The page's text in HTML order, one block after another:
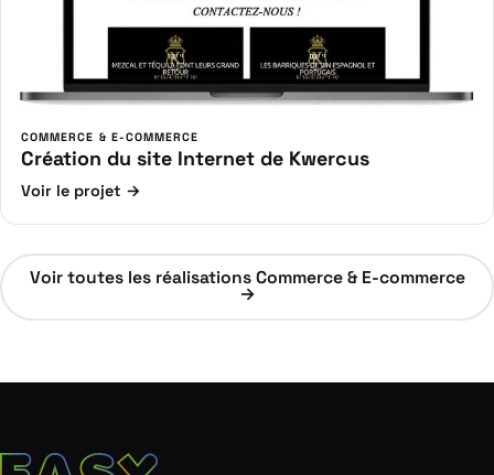
COMMERCE & E-COMMERCE
Création du site Internet de Kwercus
Voir le projet →
Voir toutes les réalisations Commerce & E-commerce
→